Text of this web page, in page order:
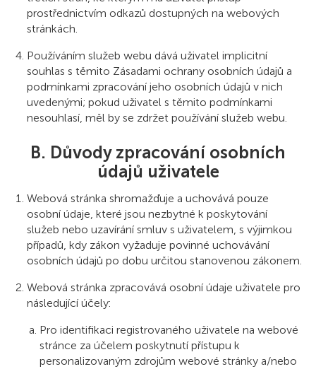
prostřednictvím odkazů dostupných na webových
stránkách.
Používáním služeb webu dává uživatel implicitní
souhlas s těmito Zásadami ochrany osobních údajů a
podmínkami zpracování jeho osobních údajů v nich
uvedenými; pokud uživatel s těmito podmínkami
nesouhlasí, měl by se zdržet používání služeb webu.
B. Důvody zpracování osobních
údajů uživatele
Webová stránka shromažďuje a uchovává pouze
osobní údaje, které jsou nezbytné k poskytování
služeb nebo uzavírání smluv s uživatelem, s výjimkou
případů, kdy zákon vyžaduje povinné uchovávání
osobních údajů po dobu určitou stanovenou zákonem.
Webová stránka zpracovává osobní údaje uživatele pro
následující účely:
Pro identifikaci registrovaného uživatele na webové
stránce za účelem poskytnutí přístupu k
personalizovaným zdrojům webové stránky a/nebo